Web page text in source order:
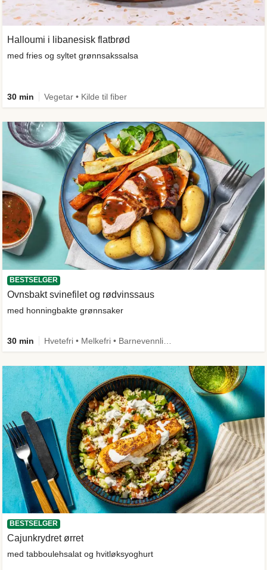
Halloumi i libanesisk flatbrød
med fries og syltet grønnsakssalsa
30 min Vegetar • Kilde til fiber
BESTSELGER
Ovnsbakt svinefilet og rødvinssaus
med honningbakte grønnsaker
30 min
BESTSELGER
Cajunkrydret ørret
med tabboulehsalat og hvitløksyoghurt